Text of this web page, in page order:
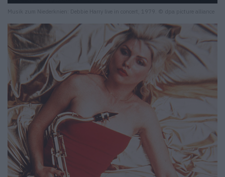
Musik zum Niederknien: Debbie Harry live in concert, 1979. © dpa picture alliance